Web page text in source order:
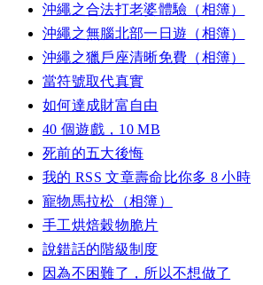
沖繩之合法打老婆體驗（相簿）
沖繩之無腦北部一日遊（相簿）
沖繩之獵戶座清晰免費（相簿）
當符號取代真實
如何達成財富自由
40 個遊戲，10 MB
死前的五大後悔
我的 RSS 文章壽命比你多 8 小時
寵物馬拉松（相簿）
手工烘焙穀物脆片
說錯話的階級制度
因為不困難了，所以不想做了